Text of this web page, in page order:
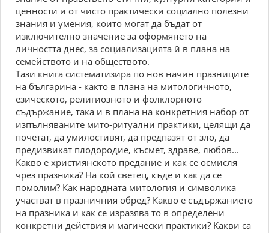
ценности и от чисто практически социално полезни
знания и умения, които могат да бъдат от
изключително значение за оформянето на
личността днес, за социализацията й в плана на
семейството и на обществото.
Тази книга систематизира по нов начин празниците
на българина - както в плана на митологичното,
езическото, религиозното и фолклорното
съдържание, така и в плана на конкретния набор от
изпълняваните мито-ритуални практики, целящи да
почетат, да умилостивят, да предпазят от зло, да
предизвикат плодородие, късмет, здраве, любов...
Какво е християнското предание и как се осмисля
чрез празника? На кой светец, къде и как да се
помолим? Как народната митология и символика
участват в празничния обред? Какво е съдържанието
на празника и как се изразява то в определени
конкретни действия и магически практики? Какви са